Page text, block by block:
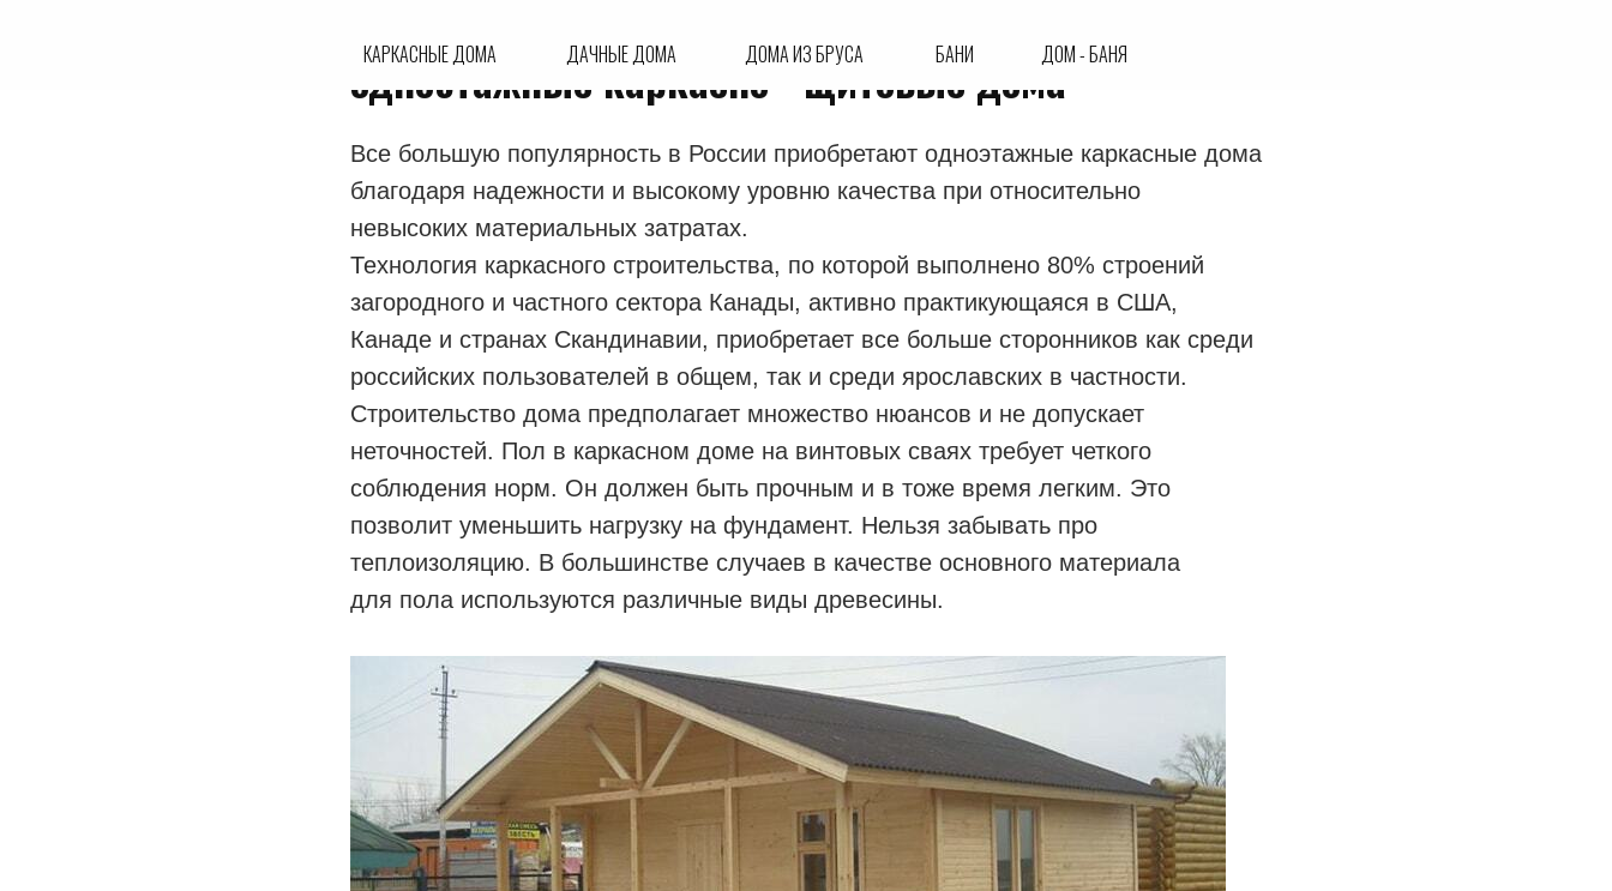
ДОМА ИЗ БРУСА
ДАЧНЫЕ ДОМА БАНИ
КАРКАСНЫЕ ДОМА ДОМ - БАНЯ
одноэтажные каркасно - щитовые дома
Все большую популярность в России приобретают одноэтажные каркасные дома
благодаря надежности и высокому уровню качества при относительно
невысоких материальных затратах.
Технология каркасного строительства, по которой выполнено 80% строений
загородного и частного сектора Канады, активно практикующаяся в США,
Канаде и странах Скандинавии, приобретает все больше сторонников как среди
российских пользователей в общем, так и среди ярославских в частности.
Строительство дома предполагает множество нюансов и не допускает
неточностей. Пол в каркасном доме на винтовых сваях требует четкого
соблюдения норм. Он должен быть прочным и в тоже время легким. Это
позволит уменьшить нагрузку на фундамент. Нельзя забывать про
теплоизоляцию. В большинстве случаев в качестве основного материала
для пола используются различные виды древесины.